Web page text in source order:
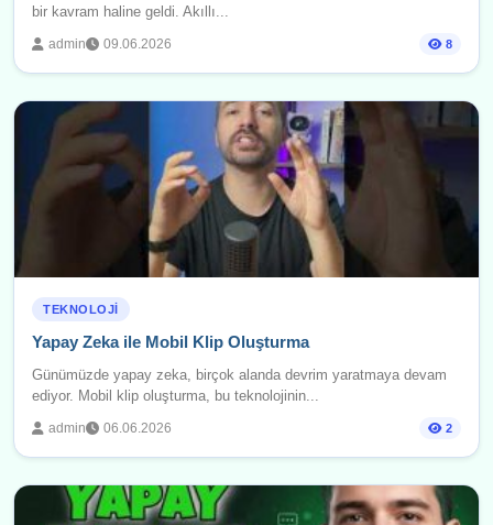
bir kavram haline geldi. Akıllı...
admin 09.06.2026 8
TEKNOLOJI
Yapay Zeka ile Mobil Klip Oluşturma
Günümüzde yapay zeka, birçok alanda devrim yaratmaya devam
ediyor. Mobil klip oluşturma, bu teknolojinin...
admin 06.06.2026 2